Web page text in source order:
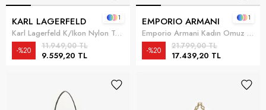
KARL LAGERFELD
Karl Lagerfeld K/Ikon Nylon Tonal Erkek Bel Çantası Siyah
9.559,20 TL
11.949,00 TL
%20
1 EMPORIO ARMANI
Emporio Armani Kadın Omuz Çantası Çok Renkli
17.439,20 TL
21.799,00 TL
%20
1